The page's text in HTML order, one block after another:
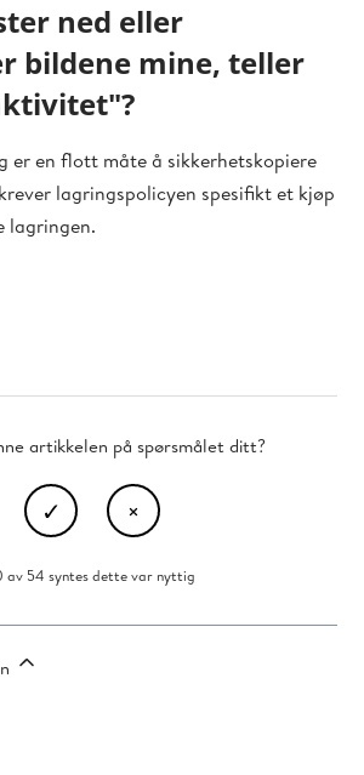
ned eller
bildene mine, teller
er en flott måte å sikkerhetskopiere
lagringspolicyen spesifikt et kjøp
lagringen.
artikkelen på spørsmålet ditt?
av 54 syntes dette var nyttig